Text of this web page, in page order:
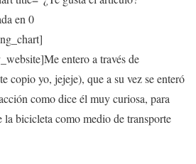
en 0
entero a través de
copio yo, jejeje), que a su vez se enteró
como dice él muy curiosa, para
bicicleta como medio de transporte